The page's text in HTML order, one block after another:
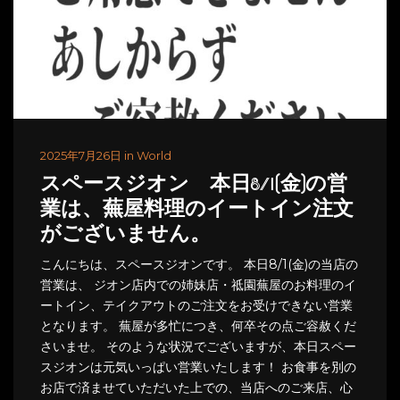
2025年7月26日 in World
スペースジオン 本日8/1(金)の営
業は、蕪屋料理のイートイン注文
がございません。
こんにちは、スペースジオンです。 本日8/1(金)の当店の
営業は、 ジオン店内での姉妹店・祗園蕪屋のお料理のイ
ートイン、テイクアウトのご注文をお受けできない営業
となります。 蕪屋が多忙につき、何卒その点ご容赦くだ
さいませ。 そのような状況でございますが、本日スペー
スジオンは元気いっぱい営業いたします！ お食事を別の
お店で済ませていただいた上での、当店へのご来店、心